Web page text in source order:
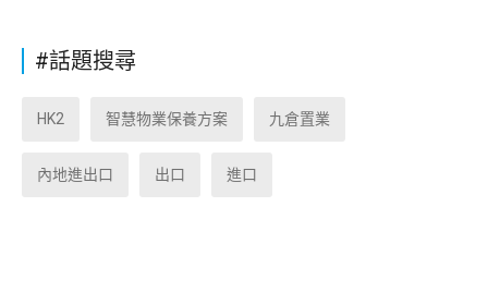
#話題搜尋
HK2 智慧物業保養方案 九倉置業
內地進出口 出口 進口